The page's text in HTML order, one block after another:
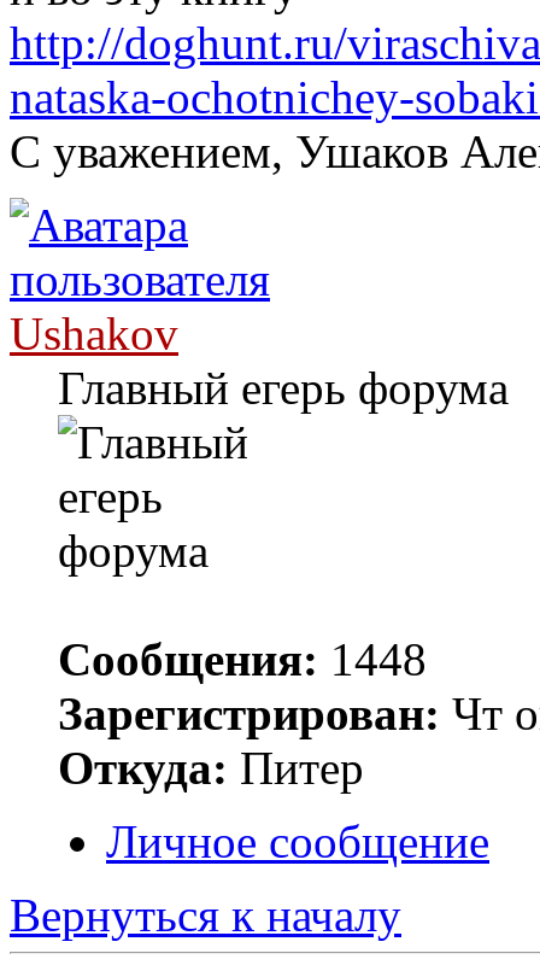
http://doghunt.ru/
nataska-ochotnichey-
С уважением, Ушаков
Ushakov
Главный егерь форума
Сообщения: 1448
Зарегистрирован: Чт
Откуда: Питер
Личное сообщение
Вернуться к началу